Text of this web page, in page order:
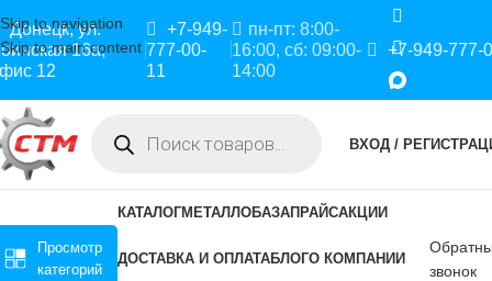
Skip to navigation
Skip to main content
Донецк, ул.
16а,
12
+7-949-
777-00-
11
пн-пт: 8:00-
16:00, сб: 09:00-
14:00
+7-949-777-
ВХОД /
Просмотр
категорий
КАТАЛОГМЕТАЛЛОБАЗАПРАЙСАКЦИИ
ДОСТАВКА И ОПЛАТАБЛОГО КОМПАНИИ
звонок